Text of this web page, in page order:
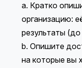
a. Кратко
организацию:
результаты
b. Опишите
на которые вы